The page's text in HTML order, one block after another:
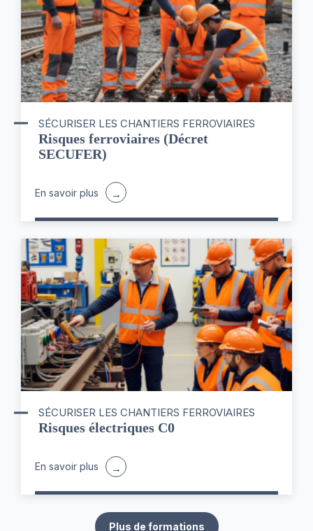
SÉCURISER LES CHANTIERS FERROVIAIRES
Risques ferroviaires (Décret
SECUFER)
En savoir plus
SÉCURISER LES CHANTIERS FERROVIAIRES
Risques électriques C0
En savoir plus
Plus de formations